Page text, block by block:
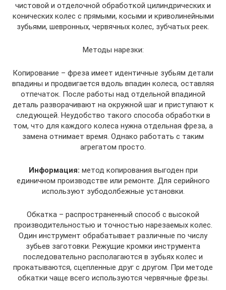
чистовой и отделочной обработкой цилиндрических и
конических колес с прямыми, косыми и криволинейными
зубьями, шевронных, червячных колес, зубчатых реек.
Методы нарезки:
Копирование – фреза имеет идентичные зубьям детали
впадины и продвигается вдоль впадин колеса, оставляя
отпечаток. После работы над отдельной впадиной
деталь разворачивают на окружной шаг и приступают к
следующей. Неудобство такого способа обработки в
том, что для каждого колеса нужна отдельная фреза, а
замена отнимает время. Однако работать с таким
агрегатом просто.
Информация: метод копирования выгоден при
единичном производстве или ремонте. Для серийного
используют зубодолбежные установки.
Обкатка – распространенный способ с высокой
производительностью и точностью нарезаемых колес.
Один инструмент обрабатывает различные по числу
зубьев заготовки. Режущие кромки инструмента
последовательно располагаются в зубьях колес и
прокатываются, сцепленные друг с другом. При методе
обкатки чаще всего используются червячные фрезы.